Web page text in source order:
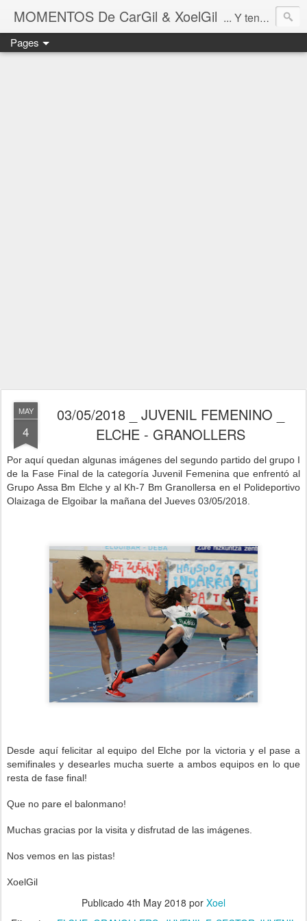
MOMENTOS De CarGil & XoelGil ... Y tengan cuidado ahí fuera, por favor.
Pages
MAY
4
03/05/2018 _ JUVENIL FEMENINO _
ELCHE - GRANOLLERS
Por aquí quedan algunas imágenes del segundo partido del grupo I
de la Fase Final de la categoría Juvenil Femenina que enfrentó al
Grupo Assa Bm Elche y al Kh-7 Bm Granollersa en el Polideportivo
Olaizaga de Elgoibar la mañana del Jueves 03/05/2018.
Desde aquí felicitar al equipo del Elche por la victoria y el pase a
semifinales y desearles mucha suerte a ambos equipos en lo que
resta de fase final!
Que no pare el balonmano!
Muchas gracias por la visita y disfrutad de las imágenes.
Nos vemos en las pistas!
XoelGil
Publicado 4th May 2018 por Xoel